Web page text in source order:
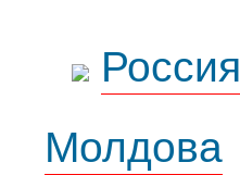
Россия
Молдова